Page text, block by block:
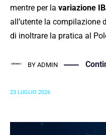
mentre per la variazione
all’utente la compilazione
di inoltrare la pratica al
BY ADMIN
23 LUGLIO 2026